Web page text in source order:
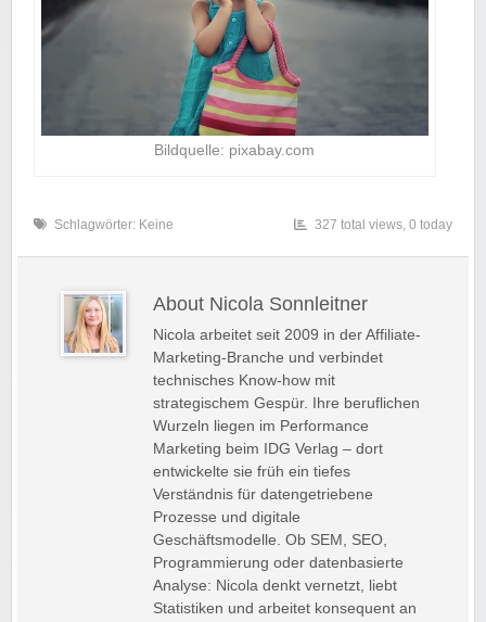
Bildquelle: pixabay.com
Schlagwörter: Keine 327 total views, 0 today
About Nicola Sonnleitner
Nicola arbeitet seit 2009 in der Affiliate-
Marketing-Branche und verbindet
technisches Know-how mit
strategischem Gespür. Ihre beruflichen
Wurzeln liegen im Performance
Marketing beim IDG Verlag – dort
entwickelte sie früh ein tiefes
Verständnis für datengetriebene
Prozesse und digitale
Geschäftsmodelle. Ob SEM, SEO,
Programmierung oder datenbasierte
Analyse: Nicola denkt vernetzt, liebt
Statistiken und arbeitet konsequent an